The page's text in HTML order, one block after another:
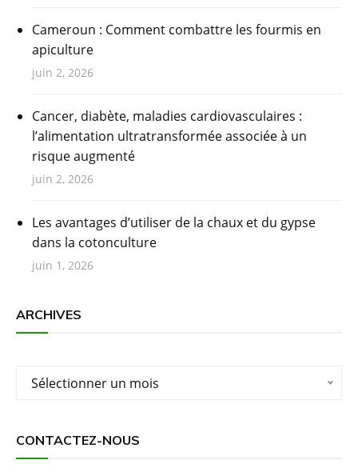
Cameroun : Comment combattre les fourmis en
apiculture
juin 2, 2026
Cancer, diabète, maladies cardiovasculaires :
l’alimentation ultratransformée associée à un
risque augmenté
juin 2, 2026
Les avantages d’utiliser de la chaux et du gypse
dans la cotonculture
juin 1, 2026
ARCHIVES
Archives
Sélectionner un mois
CONTACTEZ-NOUS